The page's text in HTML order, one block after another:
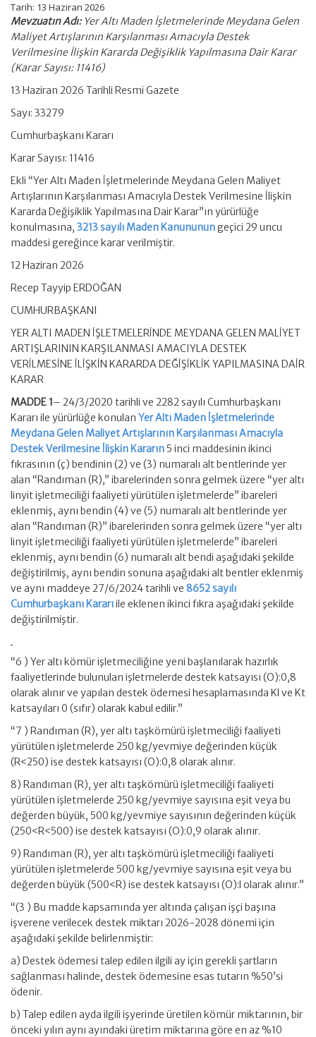
Tarih: 13 Haziran 2026
Mevzuatın Adı:Yer Altı Maden İşletmelerinde Meydana Gelen
Maliyet Artışlarının Karşılanması Amacıyla Destek
Verilmesine İlişkin Kararda Değişiklik Yapılmasına Dair Karar
(Karar Sayısı: 11416)
13 Haziran 2026 Tarihli Resmi Gazete
Sayı: 33279
Cumhurbaşkanı Kararı
Karar Sayısı: 11416
Ekli “Yer Altı Maden İşletmelerinde Meydana Gelen Maliyet
Artışlarının Karşılanması Amacıyla Destek Verilmesine İlişkin
Kararda Değişiklik Yapılmasına Dair Karar”ın yürürlüğe
konulmasına, 3213 sayılı Maden Kanununungeçici 29 uncu
maddesi gereğince karar verilmiştir.
12 Haziran 2026
Recep Tayyip ERDOĞAN
CUMHURBAŞKANI
YER ALTI MADEN İŞLETMELERİNDE MEYDANA GELEN MALİYET
ARTIŞLARININ KARŞILANMASI AMACIYLA DESTEK
VERİLMESİNE İLİŞKİN KARARDA DEĞİŞİKLİK YAPILMASINA DAİR
KARAR
MADDE 1– 24/3/2020 tarihli ve 2282 sayılı Cumhurbaşkanı
Kararı ile yürürlüğe konulan Yer Altı Maden İşletmelerinde
Meydana Gelen Maliyet Artışlarının Karşılanması Amacıyla
Destek Verilmesine İlişkin Kararın 5 inci maddesinin ikinci
fıkrasının (ç) bendinin (2) ve (3) numaralı alt bentlerinde yer
alan “Randıman (R),” ibarelerinden sonra gelmek üzere “yer altı
linyit işletmeciliği faaliyeti yürütülen işletmelerde” ibareleri
eklenmiş, aynı bendin (4) ve (5) numaralı alt bentlerinde yer
alan “Randıman (R)” ibarelerinden sonra gelmek üzere “yer altı
linyit işletmeciliği faaliyeti yürütülen işletmelerde” ibareleri
eklenmiş, aynı bendin (6) numaralı alt bendi aşağıdaki şekilde
değiştirilmiş, aynı bendin sonuna aşağıdaki alt bentler eklenmiş
ve aynı maddeye 27/6/2024 tarihli ve 8652 sayılı
Cumhurbaşkanı Kararıile eklenen ikinci fıkra aşağıdaki şekilde
değiştirilmiştir.
“6 ) Yer altı kömür işletmeciliğine yeni başlanılarak hazırlık
faaliyetlerinde bulunulan işletmelerde destek katsayısı (O):0,8
olarak alınır ve yapılan destek ödemesi hesaplamasında Kl ve Kt
katsayıları 0 (sıfır) olarak kabul edilir.”
“7 ) Randıman (R), yer altı taşkömürü işletmeciliği faaliyeti
yürütülen işletmelerde 250 kg/yevmiye değerinden küçük
(R<250) ise destek katsayısı (O):0,8 olarak alınır.
8) Randıman (R), yer altı taşkömürü işletmeciliği faaliyeti
yürütülen işletmelerde 250 kg/yevmiye sayısına eşit veya bu
değerden büyük, 500 kg/yevmiye sayısının değerinden küçük
(250<R<500) ise destek katsayısı (O):0,9 olarak alınır.
9) Randıman (R), yer altı taşkömürü işletmeciliği faaliyeti
yürütülen işletmelerde 500 kg/yevmiye sayısına eşit veya bu
değerden büyük (500<R) ise destek katsayısı (O):l olarak alınır.”
“(3 ) Bu madde kapsamında yer altında çalışan işçi başına
işverene verilecek destek miktarı 2026-2028 dönemi için
aşağıdaki şekilde belirlenmiştir:
a) Destek ödemesi talep edilen ilgili ay için gerekli şartların
sağlanması halinde, destek ödemesine esas tutarın %50’si
ödenir.
b) Talep edilen ayda ilgili işyerinde üretilen kömür miktarının, bir
önceki yılın aynı ayındaki üretim miktarına göre en az %10